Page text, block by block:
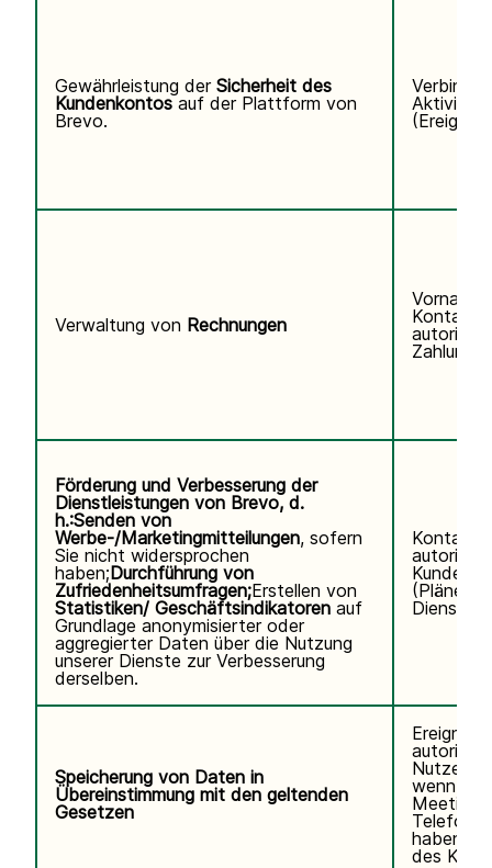
Gewährleistung der Sicherheit des
Kundenkontos auf der Plattform von
Brevo.
Verwaltung von Rechnungen
Förderung und Verbesserung der
Dienstleistungen von Brevo, d.
h.:Senden von
Werbe-/Marketingmitteilungen, sofern
Sie nicht widersprochen
haben;Durchführung von
Zufriedenheitsumfragen;Erstellen von
Statistiken/ Geschäftsindikatoren auf
Grundlage anonymisierter oder
aggregierter Daten über die Nutzung
unserer Dienste zur Verbesserung
derselben.
(Pläne,
Speicherung von Daten in
Übereinstimmung mit den geltenden
Gesetzen
wenn Sie
haben.
des